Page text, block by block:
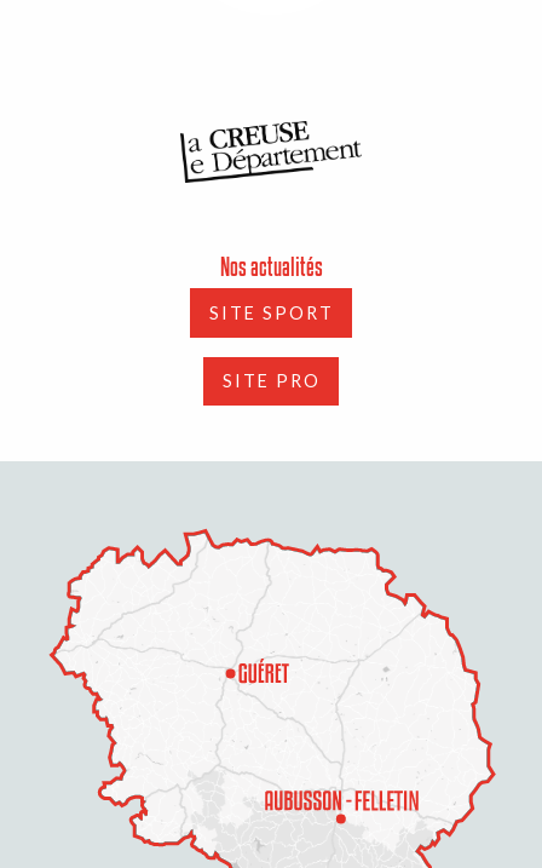
Nos actualités
SITE SPORT
SITE PRO